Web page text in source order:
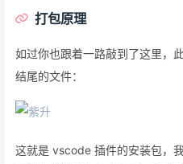
打包原理
如过你也跟着一路敲到了这里，
结尾的文件：
这就是 vscode 插件的安装包，